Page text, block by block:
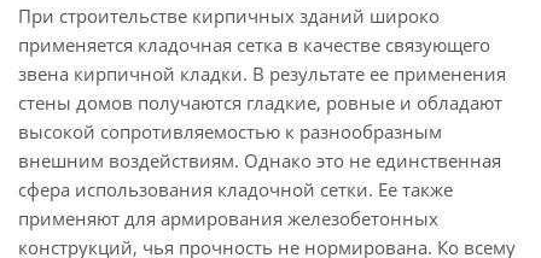
При строительстве кирпичных зданий широко
применяется кладочная сетка в качестве связующего
звена кирпичной кладки. В результате ее применения
стены домов получаются гладкие, ровные и обладают
высокой сопротивляемостью к разнообразным
внешним воздействиям. Однако это не единственная
сфера использования кладочной сетки. Ее также
применяют для армирования железобетонных
конструкций, чья прочность не нормирована. Ко всему